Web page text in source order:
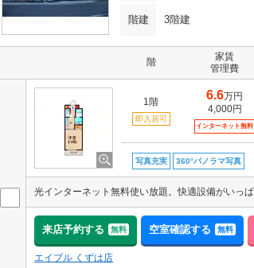
階建 3階建
階
家賃
管理費
1階
即入居可
6.6万円
4,000円
インターネット無料
写真充実 360°パノラマ写真
来店予約する 無料 空室確認する 無料
エイブル くずは店